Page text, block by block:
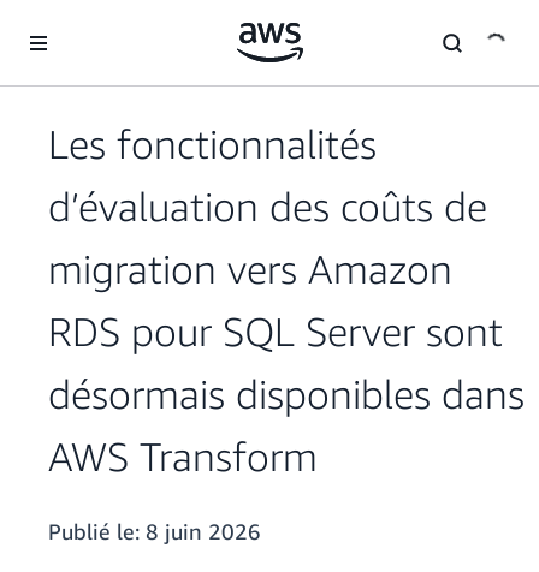
Les fonctionnalités
d’évaluation des coûts de
migration vers Amazon
RDS pour SQL Server sont
désormais disponibles dans
AWS Transform
Publié le: 8 juin 2026